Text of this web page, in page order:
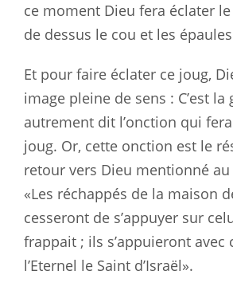
ce moment Dieu fera éclater
de dessus le cou et les
Et pour faire éclater ce joug,
image pleine de sens : C’est la
autrement dit l’onction qui
joug. Or, cette onction est le
retour vers Dieu mentionné au
«Les réchappés de la maison
cesseront de s’appuyer sur
frappait ; ils s’appuieront avec
l’Eternel le Saint d’Israël».